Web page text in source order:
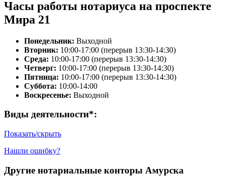
Часы работы нотариуса на проспекте
Мира 21
Понедельник: Выходной
Вторник: 10:00-17:00 (перерыв 13:30-14:30)
Среда: 10:00-17:00 (перерыв 13:30-14:30)
Четверг: 10:00-17:00 (перерыв 13:30-14:30)
Пятница: 10:00-17:00 (перерыв 13:30-14:30)
Суббота: 10:00-14:00
Воскресенье: Выходной
Виды деятельности*:
Показать/скрыть
Нашли ошибку?
Другие нотариальные конторы Амурска